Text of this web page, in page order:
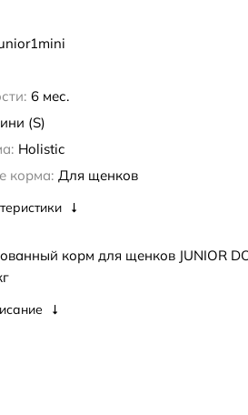
6 мес.
(S)
Holistic
корма: Для щенков
корм для щенков JUNIOR